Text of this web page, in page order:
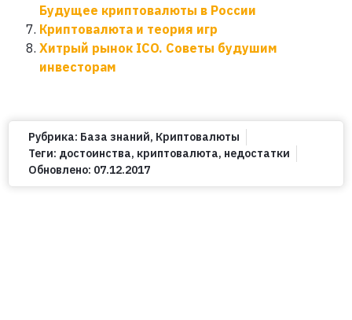
Будущее криптовалюты в России
Криптовалюта и теория игр
Хитрый рынок ICO. Советы будушим
инвесторам
Рубрика: База знаний, Криптовалюты
Теги: достоинства, криптовалюта, недостатки
Обновлено: 07.12.2017